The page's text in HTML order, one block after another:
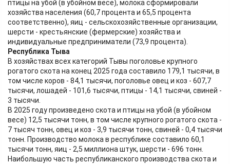
птицы на убой (в убойном весе), молока сформировали
хозяйства населения (60,7 процента и 65,5 процента
соответственно), яиц - сельскохозяйственные организации,
шерсти - крестьянские (фермерские) хозяйства и
индивидуальные предприниматели (73,9 процента).
Республика Тыва
В хозяйствах всех категорий Тывы поголовье крупного
рогатого скота на конец 2025 года составило 179,1 тысячи, в
том числе коров - 84,1 тысячи, поголовье овец и коз - 607,7
тысячи, лошадей - 101,6 тысячи, птицы - 14,1 тысячи, свиней -
3 тысячи.
В 2025 году произведено скота и птицы на убой (в убойном
весе) 12,5 тысячи тонн, в том числе крупного рогатого скота -
7 тысяч тонн, овец и коз - 3,9 тысячи тонн, свиней - 0,4 тысячи
тонн. Производство молока в республике составило 60,1
тысячи тонн, яиц - 2,5 миллиона штук, шерсти - 696 тонн.
Наибольшую часть республиканского производства скота и